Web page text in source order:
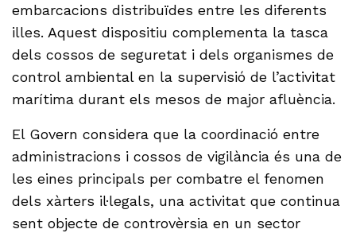
embarcacions distribuïdes entre les diferents
illes. Aquest dispositiu complementa la tasca
dels cossos de seguretat i dels organismes de
control ambiental en la supervisió de l’activitat
marítima durant els mesos de major afluència.
El Govern considera que la coordinació entre
administracions i cossos de vigilància és una de
les eines principals per combatre el fenomen
dels xàrters il·legals, una activitat que continua
sent objecte de controvèrsia en un sector